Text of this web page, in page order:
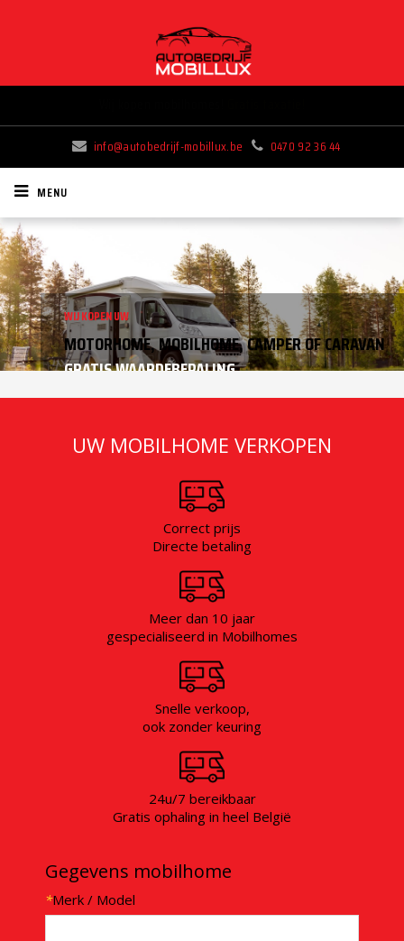
info@autobedrijf-mobillux.be 0470 92 36 44
MENU
WIJ KOPEN UW
MOTORHOME, MOBILHOME, CAMPER OF CARAVAN
GRATIS WAARDEBEPALING
AUTO OPKOPER GEZOCHT?
WIJ KOPEN ELK VOERTUIG IN AAN HOGE PRIJS
GRATIS WAARDEBEPALING
UW MOBILHOME VERKOPEN
Correct prijs
Directe betaling
Meer dan 10 jaar
gespecialiseerd in Mobilhomes
Snelle verkoop,
ook zonder keuring
24u/7 bereikbaar
Gratis ophaling in heel België
Gegevens mobilhome
*Merk / Model